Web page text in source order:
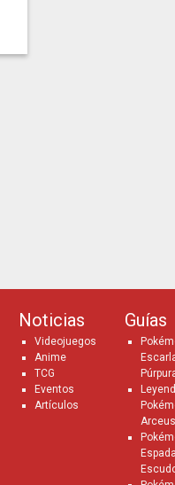
Noticias
Videojuegos
Anime
TCG
Eventos
Artículos
Guías
Arceus